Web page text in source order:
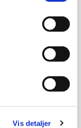
Vis detaljer
billeder, men kan
og universets
og